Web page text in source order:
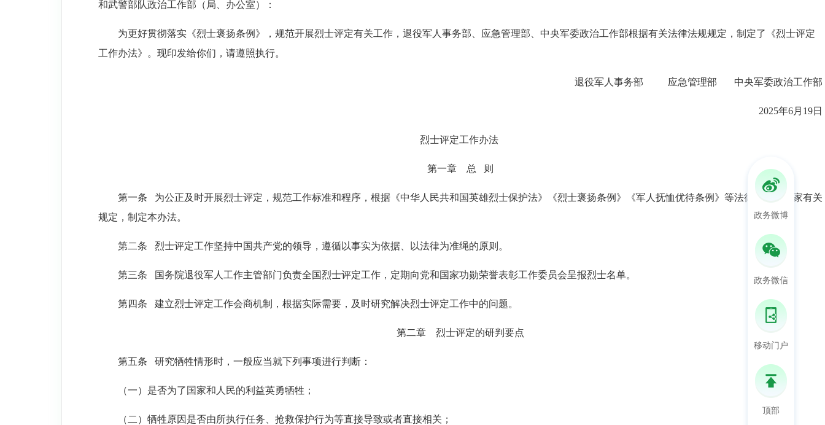
和武警部队政治工作部（局、办公室）：
为更好贯彻落实《烈士褒扬条例》，规范开展烈士评定有关工作，退役军人事务部、应急管理部、中央军委政治工作部根据有关法律法规规定，制定了《烈士评定
工作办法》。现印发给你们，请遵照执行。
退役军人事务部 应急管理部 中央军委政治工作部
2025年6月19日
烈士评定工作办法
第一章 总 则
第一条 为公正及时开展烈士评定，规范工作标准和程序，根据《中华人民共和国英雄烈士保护法》《烈士褒扬条例》《军人抚恤优待条例》等法律法规和国家有关
规定，制定本办法。
第二条 烈士评定工作坚持中国共产党的领导，遵循以事实为依据、以法律为准绳的原则。
第三条 国务院退役军人工作主管部门负责全国烈士评定工作，定期向党和国家功勋荣誉表彰工作委员会呈报烈士名单。
第四条 建立烈士评定工作会商机制，根据实际需要，及时研究解决烈士评定工作中的问题。
第二章 烈士评定的研判要点
第五条 研究牺牲情形时，一般应当就下列事项进行判断：
（一）是否为了国家和人民的利益英勇牺牲；
（二）牺牲原因是否由所执行任务、抢救保护行为等直接导致或者直接相关；
政务微博
政务微信
移动门户
顶部